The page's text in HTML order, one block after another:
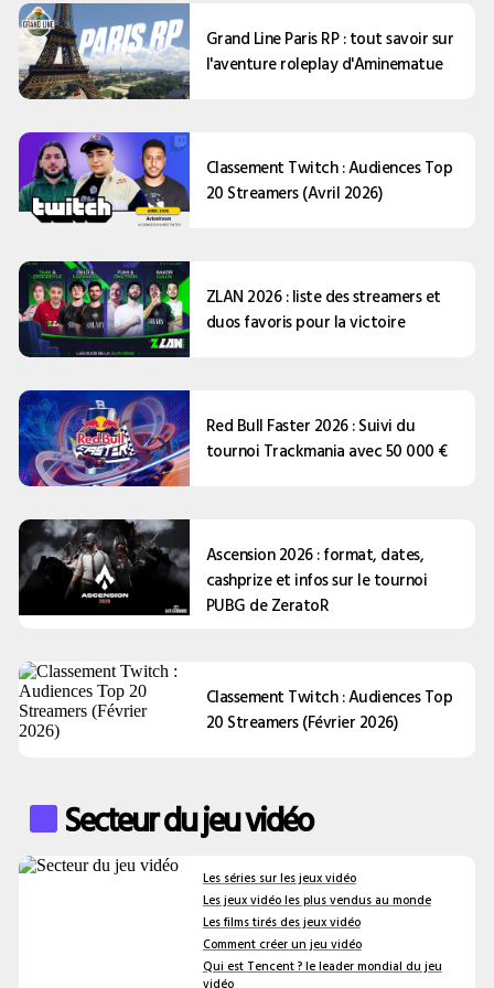
Grand Line Paris RP : tout savoir sur
l'aventure roleplay d'Aminematue
Classement Twitch : Audiences Top
20 Streamers (Avril 2026)
ZLAN 2026 : liste des streamers et
duos favoris pour la victoire
Red Bull Faster 2026 : Suivi du
tournoi Trackmania avec 50 000 €
Ascension 2026 : format, dates,
cashprize et infos sur le tournoi
PUBG de ZeratoR
Classement Twitch : Audiences Top
20 Streamers (Février 2026)
Secteur du jeu vidéo
Les séries sur les jeux vidéo
Les jeux vidéo les plus vendus au monde
Les films tirés des jeux vidéo
Comment créer un jeu vidéo
Qui est Tencent ? le leader mondial du jeu
vidéo